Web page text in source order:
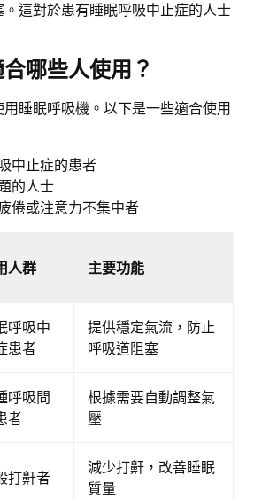
這對於患有睡眠呼吸中止症的人士
哪些人使用？
睡眠呼吸機。以下是一些適合使用
中止症的患者
的人士
倦或注意力不集中者
人群 主要功能
呼吸中
患者
提供穩定氣流，防止
呼吸道阻塞
呼吸問
者
根據需要自動調整氣
壓
打鼾者
減少打鼾，改善睡眠
質量